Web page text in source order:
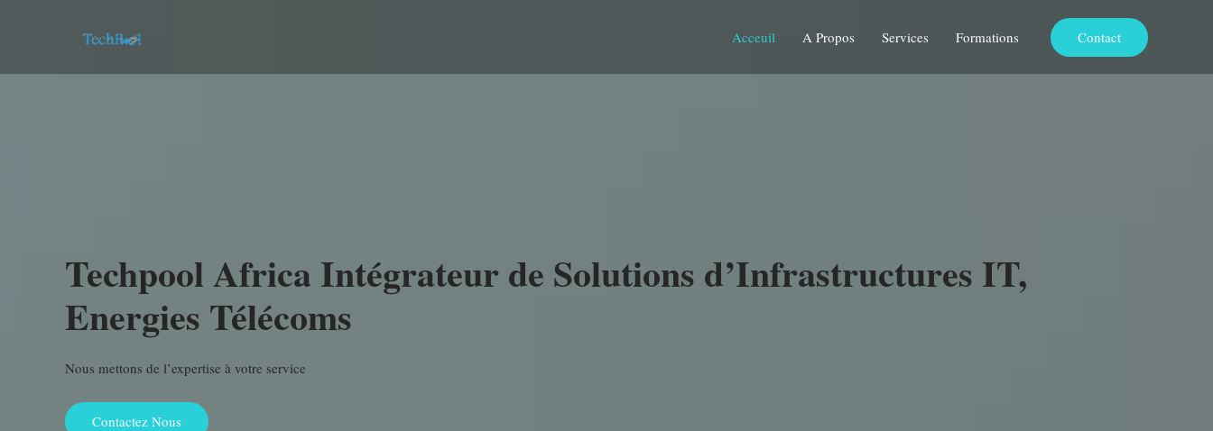
Acceuil A Propos Services Formations Contact
Techpool Africa Intégrateur de Solutions d’Infrastructures IT,
Energies Télécoms
Nous mettons de l’expertise à votre service
Contactez Nous